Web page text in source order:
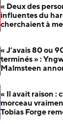
« Deux des
influentes du
cherchaient à
« J’avais 80 ou
terminés » :
Malmsteen
« Il avait raison :
morceau
Tobias Forge